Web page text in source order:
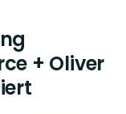
+ Oliver